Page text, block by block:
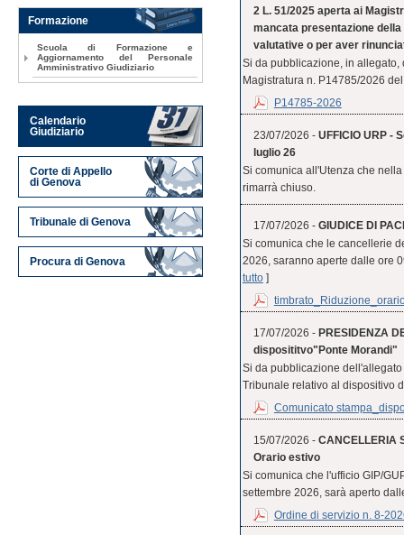
2 L. 51/2025 aperta ai
mancata presentazione
valutative o per aver
Si da pubblicazione, in
Magistratura n. P14785/2026
P14785-2026
23/07/2026 - UFFICIO URP -
luglio 26
Si comunica all'Utenza che
rimarrà chiuso.
17/07/2026 - GIUDICE DI
Si comunica che le cancellerie
2026, saranno aperte dalle ore
tutto]
17/07/2026 - PRESIDENZA
disposititvo"Ponte Morandi"
Si da pubblicazione
Tribunale relativo al dispositivo
Comunicato
15/07/2026 - CANCELLERIA
Orario estivo
Si comunica che l'ufficio GIP/
settembre 2026, sarà aperto
Ordine di servizio n. 8-
Formazione
Scuola di Formazione e
Aggiornamento del Personale
Amministrativo Giudiziario
Calendario
Giudiziario
Corte di Appello
di Genova
Tribunale di Genova
Procura di Genova